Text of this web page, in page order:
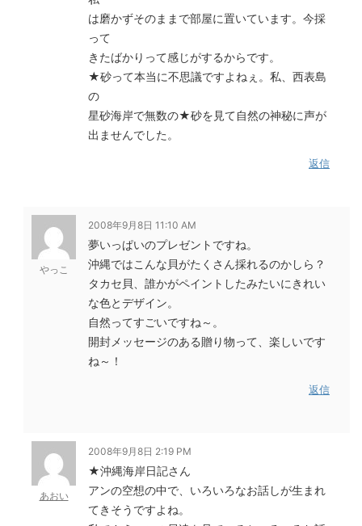
は磨かずそのままで部屋に置いています。今採
って
きたばかりって感じがするからです。
★砂って本当に不思議ですよねぇ。私、西表島
の
星砂海岸で無数の★砂を見て自然の神秘に声が
出ませんでした。
返信
やっこ
2008年9月8日 11:10 AM
夢いっぱいのプレゼントですね。
沖縄ではこんな貝がたくさん採れるのかしら？
タカセ貝、誰かがペイントしたみたいにきれい
な色とデザイン。
自然ってすごいですね～。
開封メッセージのある贈り物って、楽しいです
ね～！
返信
あおい
2008年9月8日 2:19 PM
★沖縄海岸日記さん
アンの空想の中で、いろいろなお話しが生まれ
てきそうですよね。